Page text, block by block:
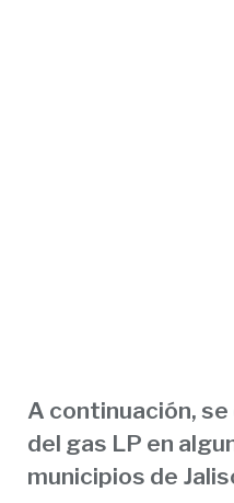
A continuación,
del gas LP en
municipios de